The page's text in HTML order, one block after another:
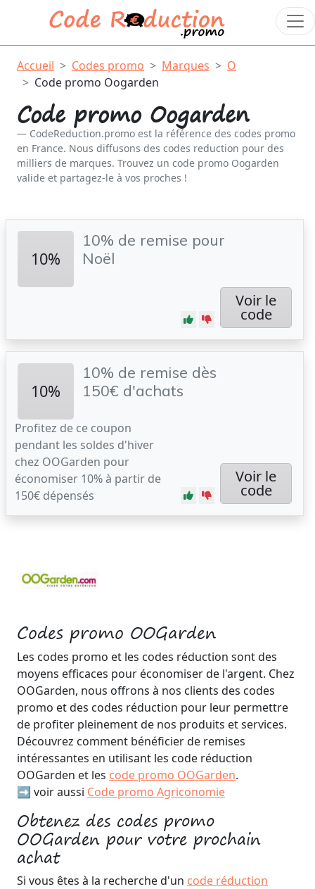
Accueil Codes promo Marques
O
Code promo Oogarden
Code promo Oogarden
CodeReduction.promo est la référence des codes promo
en France. Nous diffusons des codes reduction pour des
milliers de marques. Trouvez un code promo Oogarden
valide et partagez-le à vos proches !
Codes promo OOGarden
Les codes promo et les codes réduction sont des
moyens efficaces pour économiser de l'argent. Chez
OOGarden, nous offrons à nos clients des codes
promo et des codes réduction pour leur permettre
de profiter pleinement de nos produits et services.
Découvrez comment bénéficier de remises
intéressantes en utilisant les code réduction
OOGarden et les code promo OOGarden.
➡️ voir aussi Code promo Agriconomie
Obtenez des codes promo
OOGarden pour votre prochain
achat
Si vous êtes à la recherche d'un code réduction
10%
10% de remise pour
Noël
Voir le
code
10%
10% de remise dès
150€ d'achats
Profitez de ce coupon
pendant les soldes d'hiver
chez OOGarden pour
économiser 10% à partir de
150€ dépensés
Voir le
code